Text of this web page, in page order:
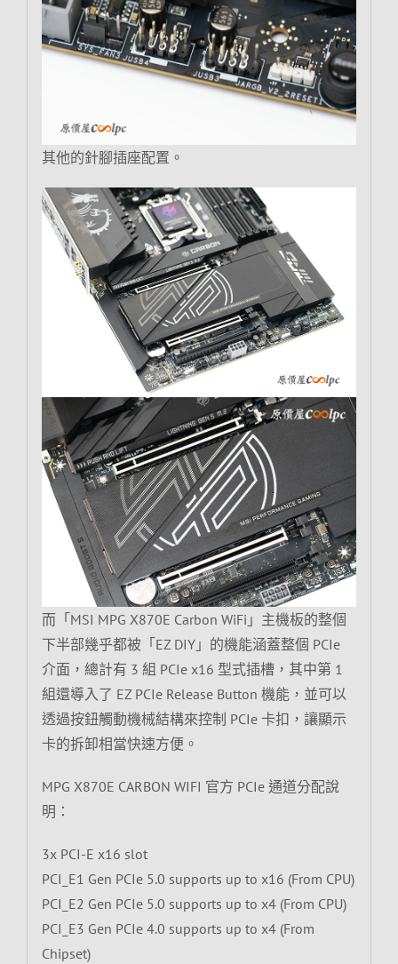
其他的針腳插座配置。
而「MSI MPG X870E Carbon WiFi」主機板的整個
下半部幾乎都被「EZ DIY」的機能涵蓋整個 PCIe
介面，總計有 3 組 PCIe x16 型式插槽，其中第 1
組還導入了 EZ PCIe Release Button 機能，並可以
透過按鈕觸動機械結構來控制 PCIe 卡扣，讓顯示
卡的拆卸相當快速方便。
MPG X870E CARBON WIFI 官方 PCIe 通道分配說
明：
3x PCI-E x16 slot
PCI_E1 Gen PCIe 5.0 supports up to x16 (From CPU)
PCI_E2 Gen PCIe 5.0 supports up to x4 (From CPU)
PCI_E3 Gen PCIe 4.0 supports up to x4 (From
Chipset)